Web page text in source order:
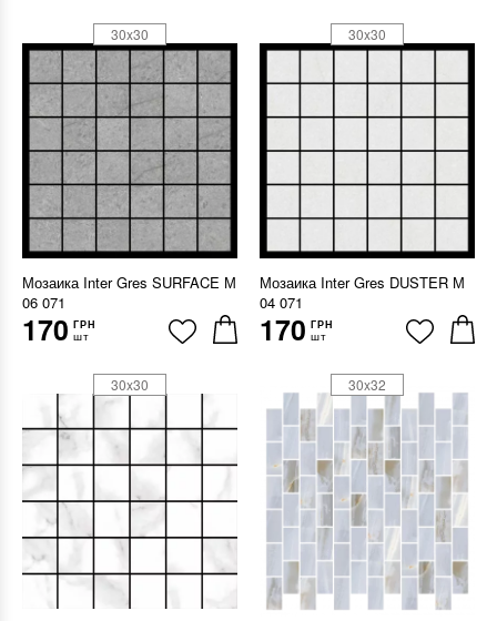
Мозаика Inter Gres SURFACE М
06 071
170 ГРН
шт
30x30
Мозаика Inter Gres DUSTER М
04 071
170 ГРН
шт
30x30
30x30 30x32